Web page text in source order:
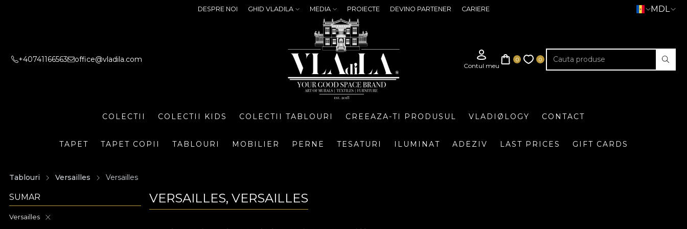
DESPRE NOI GHID VLADILA MEDIA PROIECTE DEVINO PARTENER CARIERE MDL
+40741166563 office@vladila.com
COLECTII COLECTII KIDS COLECTII TABLOURI CREEAZA-TI PRODUSUL VLADIØLOGY CONTACT
TAPET TAPET COPII TABLOURI MOBILIER PERNE TESATURI ILUMINAT ADEZIV LAST PRICES GIFT CARDS
Tablouri Versailles Versailles
SUMAR
Versailles
VERSAILLES, VERSAILLES